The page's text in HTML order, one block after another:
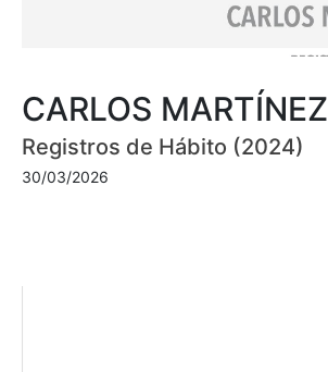
CARLOS MARTÍNEZ
Registros de Hábito (2024)
30/03/2026